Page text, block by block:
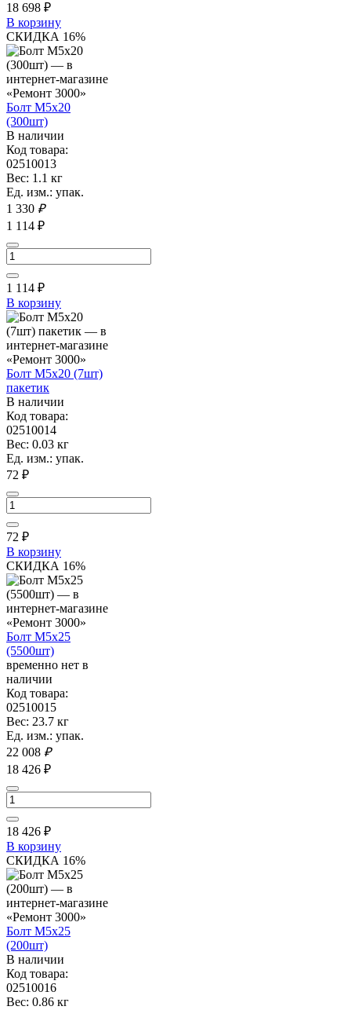
18 698 ₽
В корзину
СКИДКА 16%
Болт М5х20
(300шт)
В наличии
Код товара:
02510013
Вес: 1.1 кг
Ед. изм.: упак.
1 330 ₽
1 114 ₽
1 114 ₽
В корзину
Болт М5х20 (7шт)
пакетик
В наличии
Код товара:
02510014
Вес: 0.03 кг
Ед. изм.: упак.
72 ₽
72 ₽
В корзину
СКИДКА 16%
Болт М5х25
(5500шт)
временно нет в
наличии
Код товара:
02510015
Вес: 23.7 кг
Ед. изм.: упак.
22 008 ₽
18 426 ₽
18 426 ₽
В корзину
СКИДКА 16%
Болт М5х25
(200шт)
В наличии
Код товара:
02510016
Вес: 0.86 кг